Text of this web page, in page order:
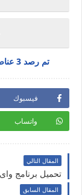
تم رصد 3 عناصر صالحة: تحتوي جميع العناصر على تحذيرات
فيسبوك
واتساب
المقال التالي
المقال السابق